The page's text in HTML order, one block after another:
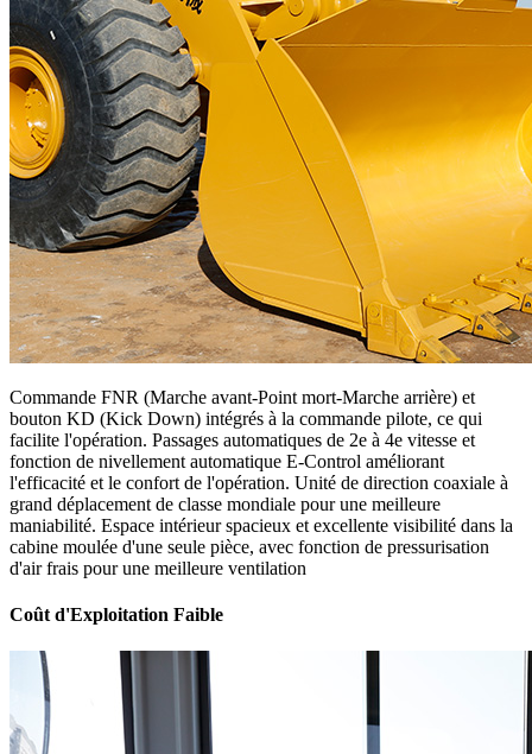
Commande FNR (Marche avant-Point mort-Marche arrière) et
bouton KD (Kick Down) intégrés à la commande pilote, ce qui
facilite l'opération. Passages automatiques de 2e à 4e vitesse et
fonction de nivellement automatique E-Control améliorant
l'efficacité et le confort de l'opération. Unité de direction coaxiale à
grand déplacement de classe mondiale pour une meilleure
maniabilité. Espace intérieur spacieux et excellente visibilité dans la
cabine moulée d'une seule pièce, avec fonction de pressurisation
d'air frais pour une meilleure ventilation
Coût d'Exploitation Faible